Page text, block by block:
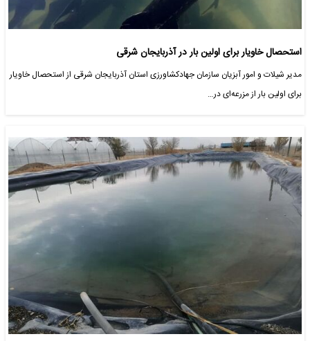
استحصال خاویار برای اولین بار در آذربایجان شرقی
مدیر شیلات و امور آبزیان سازمان جهادکشاورزی استان آذربایجان شرقی از استحصال خاویار
برای اولین بار از مزرعه‌ای در…